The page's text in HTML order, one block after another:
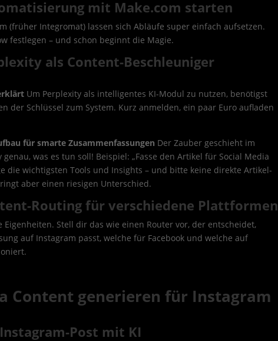
mit Make.com starten
(früher Integromat) lassen sich Abläufe super einfach aufsetzen.
festlegen – und schon beginnt die Magie.
als Content-Beschleuniger
Um Perplexity als intelligentes KI-Modul zu nutzen, benötigst
der Schlüssel zum System. Kurz anmelden, ein paar Euro aufladen
für smarte Zusammenfassungen Der Zauber geschieht im
genau, was es tun soll! Beispiel: „Fasse den Artikel für Social Media
die wichtigsten Tools und Insights – und bitte keine direkte Artikel-
aber einen riesigen Unterschied.
Routing für verschiedene Plattformen
Eigenheiten. Stell dir das wie einen Router vor, der entscheidet,
auf Instagram passt, welche für Facebook und welche auf
Content generieren für Instagram
Post mit KI